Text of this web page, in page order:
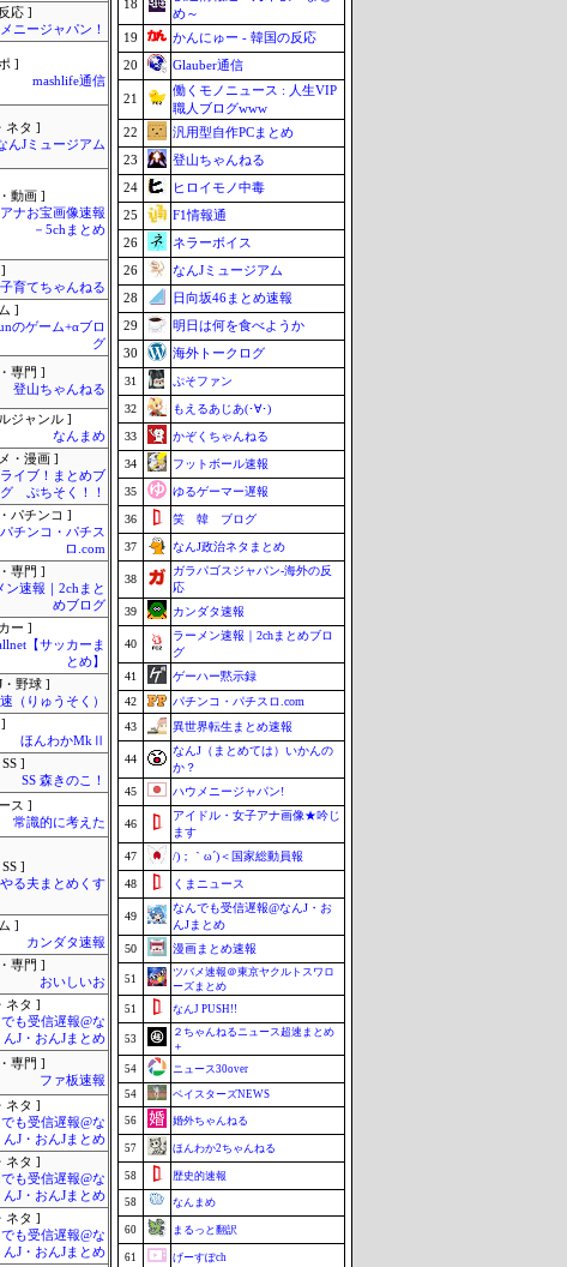
応 ]
ニージャパン！
]
mashlife通信
ネタ ]
んJミュージアム
動画 ]
ナお宝画像速報
－5chまとめ
子育てちゃんねる
]
のゲーム+αブロ
グ
専門 ]
登山ちゃんねる
ジャンル ]
なんまめ
・漫画 ]
イブ！まとめブ
グ ぷちそく！！
パチンコ ]
パチンコ・パチス
ロ.com
専門 ]
ン速報｜2chまと
めブログ
ー ]
【サッカーま
とめ】
・野球 ]
（りゅうそく）
ほんわかMkⅡ
]
SS 森きのこ！
ス ]
常識的に考えた
]
やる夫まとめくす
]
カンダタ速報
専門 ]
おいしいお
ネタ ]
も受信遅報@な
んJ・おんJまとめ
専門 ]
ファ板速報
ネタ ]
も受信遅報@な
んJ・おんJまとめ
ネタ ]
も受信遅報@な
んJ・おんJまとめ
ネタ ]
も受信遅報@な
んJ・おんJまとめ
18
め～
19
かんにゅー - 韓国の反応
20
Glauber通信
21
働くモノニュース : 人生VIP
職人ブログwww
22
汎用型自作PCまとめ
23
登山ちゃんねる
24
ヒロイモノ中毒
25
F1情報通
26
ネラーボイス
26
なんJミュージアム
28
日向坂46まとめ速報
29
明日は何を食べようか
30
海外トークログ
31 ぷそファン
32 もえるあじあ(･∀･)
33 かぞくちゃんねる
34 フットボール速報
35 ゆるゲーマー遅報
36 笑 韓 ブログ
37 なんJ政治ネタまとめ
38
ガラパゴスジャパン-海外の反
応
39
カンダタ速報
40
ラーメン速報｜2chまとめブロ
グ
41
ゲーハー黙示録
42
パチンコ・パチスロ.com
43
異世界転生まとめ速報
44
なんJ（まとめては）いかんの
か？
45
ハウメニージャパン!
46
アイドル・女子アナ画像★吟じ
ます
47
/)；｀ω´)＜国家総動員報
48 くまニュース
49
なんでも受信遅報@なんJ・お
んJまとめ
50
漫画まとめ速報
51
ツバメ速報＠東京ヤクルトスワロ
ーズまとめ
51
なんJ PUSH!!
53
２ちゃんねるニュース超速まとめ
＋
54
ニュース30over
54 ベイスターズNEWS
56 婚外ちゃんねる
57 ほんわか2ちゃんねる
58 歴史的速報
58 なんまめ
60 まるっと翻訳
61 げーすぽch